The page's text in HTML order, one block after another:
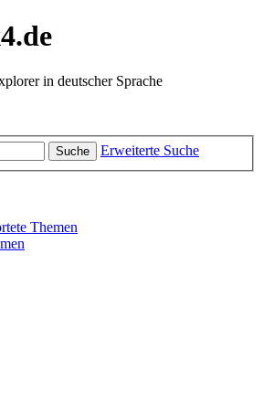
in deutscher Sprache
Suche Erweiterte Suche
Themen